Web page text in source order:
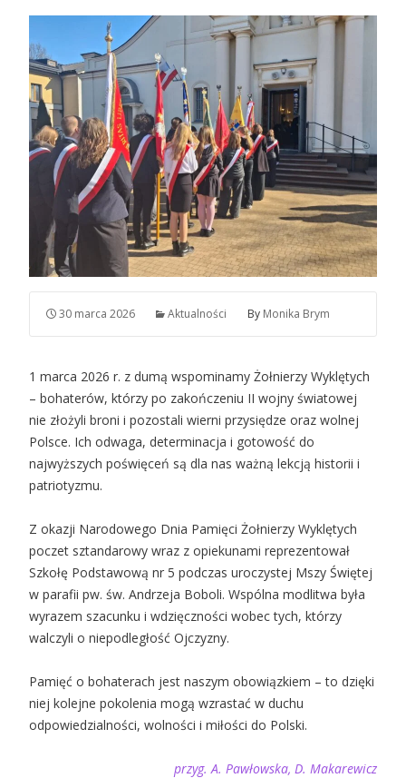
30 marca 2026 Aktualności By Monika Brym
1 marca 2026 r. z dumą wspominamy Żołnierzy Wyklętych
– bohaterów, którzy po zakończeniu II wojny światowej
nie złożyli broni i pozostali wierni przysiędze oraz wolnej
Polsce. Ich odwaga, determinacja i gotowość do
najwyższych poświęceń są dla nas ważną lekcją historii i
patriotyzmu.
Z okazji Narodowego Dnia Pamięci Żołnierzy Wyklętych
poczet sztandarowy wraz z opiekunami reprezentował
Szkołę Podstawową nr 5 podczas uroczystej Mszy Świętej
w parafii pw. św. Andrzeja Boboli. Wspólna modlitwa była
wyrazem szacunku i wdzięczności wobec tych, którzy
walczyli o niepodległość Ojczyzny.
Pamięć o bohaterach jest naszym obowiązkiem – to dzięki
niej kolejne pokolenia mogą wzrastać w duchu
odpowiedzialności, wolności i miłości do Polski.
przyg. A. Pawłowska, D. Makarewicz